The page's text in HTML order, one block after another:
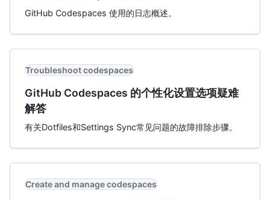
GitHub Codespaces 使用的日志概述。
Troubleshoot codespaces
GitHub Codespaces 的个性化设置选项疑难
解答
有关Dotfiles和Settings Sync常见问题的故障排除步骤。
Create and manage codespaces